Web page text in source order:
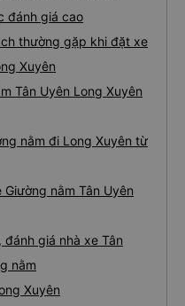
đánh giá cao
thường gặp khi đặt xe
Xuyên
Tân Uyên Long Xuyên
nằm đi Long Xuyên từ
nằm Tân Uyên
đánh giá nhà xe Tân
nằm
Xuyên